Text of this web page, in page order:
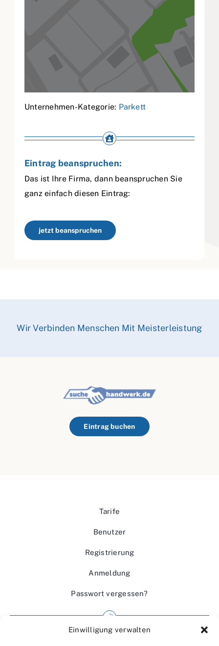
Einwilligung verwalten
Unternehmen-Kategorie: Parkett
Eintrag beanspruchen:
Das ist Ihre Firma, dann beanspruchen Sie
ganz einfach diesen Eintrag:
jetzt beanspruchen
Wir Verbinden Menschen Mit Meisterleistung
Eintrag buchen
Tarife
Benutzer
Registrierung
Anmeldung
Passwort vergessen?